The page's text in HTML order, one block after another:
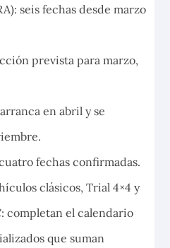
seis fechas desde marzo
prevista para marzo,
en abril y se
fechas confirmadas.
clásicos, Trial 4×4 y
completan el calendario
que suman